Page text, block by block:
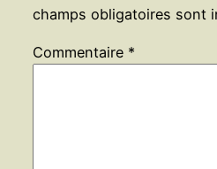
champs obligatoires sont
Commentaire *